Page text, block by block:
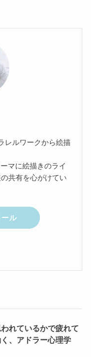
レルワークから絵描
マに絵描きのライ
共有を心がけてい
ル
れているかで疲れて
、アドラー心理学